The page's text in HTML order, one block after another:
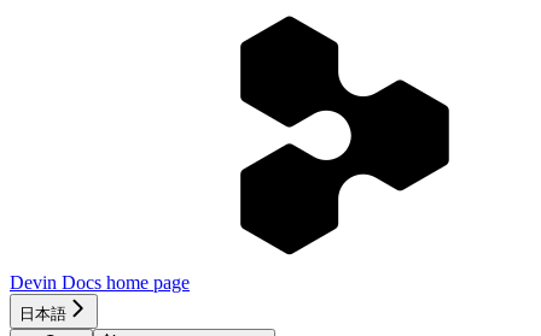
Devin Docs home page
日本語